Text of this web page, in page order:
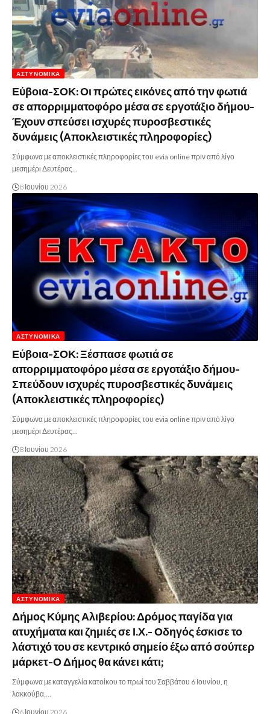
ΑΣΤΥΝΟΜΙΚΆ
Εύβοια-ΣΟΚ: Οι πρώτες εικόνες από την φωτιά
σε απορριμματοφόρο μέσα σε εργοτάξιο δήμου-
Έχουν σπεύσει ισχυρές πυροσβεστικές
δυνάμεις (Αποκλειστικές πληροφορίες)
Σύμφωνα με αποκλειστικές πληροφορίες του evia online πριν από λίγο
μεσημέρι Δευτέρας…
8 Ιουνίου 2026
ΑΣΤΥΝΟΜΙΚΆ
Εύβοια-ΣΟΚ: Ξέσπασε φωτιά σε
απορριμματοφόρο μέσα σε εργοτάξιο δήμου-
Σπεύδουν ισχυρές πυροσβεστικές δυνάμεις
(Αποκλειστικές πληροφορίες)
Σύμφωνα με αποκλειστικές πληροφορίες του evia online πριν από λίγο
μεσημέρι Δευτέρας…
8 Ιουνίου 2026
ΑΣΤΥΝΟΜΙΚΆ
Δήμος Κύμης Αλιβερίου: Δρόμος παγίδα για
ατυχήματα και ζημιές σε Ι.Χ.- Οδηγός έσκισε το
λάστιχό του σε κεντρικό σημείο έξω από σούπερ
μάρκετ-Ο Δήμος θα κάνει κάτι;
Σύμφωνα με καταγγελία κατοίκου το πρωί του Σαββάτου 6 Ιουνίου, η
λακκούβα,…
6 Ιουνίου 2026